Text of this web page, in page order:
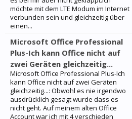
möchte mit dem LTE Modum im Internet
verbunden sein und gleichzeitig über
einen...
Microsoft Office Professional
Plus-Ich kann Office nicht auf
zwei Geräten gleichzeitig...
Microsoft Office Professional Plus-Ich
kann Office nicht auf zwei Geräten
gleichzeitig...: Obwohl es nie irgendwo
ausdrücklich gesagt wurde dass es
nicht geht. Auf meinem alten Office
Account war ich mit 4 verschieden